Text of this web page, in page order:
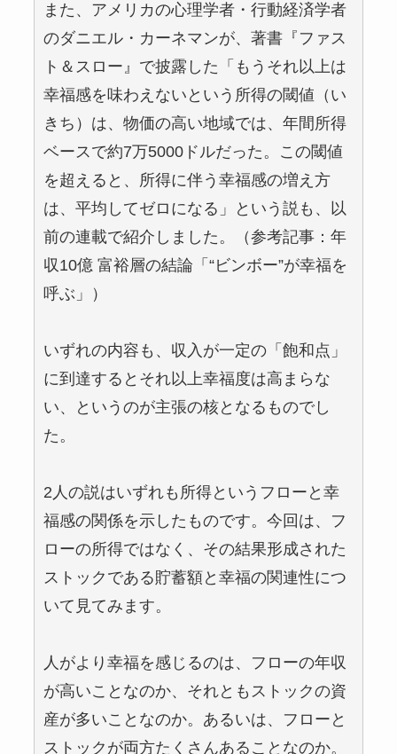
また、アメリカの心理学者・行動経済学者
のダニエル・カーネマンが、著書『ファス
ト＆スロー』で披露した「もうそれ以上は
幸福感を味わえないという所得の閾値（い
きち）は、物価の高い地域では、年間所得
ベースで約7万5000ドルだった。この閾値
を超えると、所得に伴う幸福感の増え方
は、平均してゼロになる」という説も、以
前の連載で紹介しました。（参考記事：年
収10億 富裕層の結論「“ビンボー”が幸福を
呼ぶ」）
いずれの内容も、収入が一定の「飽和点」
に到達するとそれ以上幸福度は高まらな
い、というのが主張の核となるものでし
た。
2人の説はいずれも所得というフローと幸
福感の関係を示したものです。今回は、フ
ローの所得ではなく、その結果形成された
ストックである貯蓄額と幸福の関連性につ
いて見てみます。
人がより幸福を感じるのは、フローの年収
が高いことなのか、それともストックの資
産が多いことなのか。あるいは、フローと
ストックが両方たくさんあることなのか。